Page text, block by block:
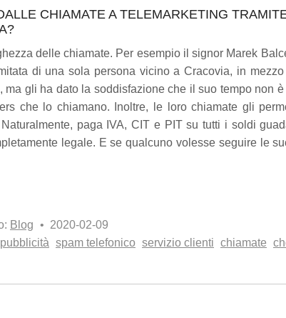
CHIAMATE A TELEMARKETING
delle chiamate. Per esempio il signor Marek
di una sola persona vicino a Cracovia, in
gli ha dato la soddisfazione che il suo tempo non è
che lo chiamano. Inoltre, le loro chiamate gli
paga IVA, CIT e PIT su tutti i soldi
legale. E se qualcuno volesse seguire le
Blog • 2020-02-09
pubblicità spam telefonico servizio clienti chiamate